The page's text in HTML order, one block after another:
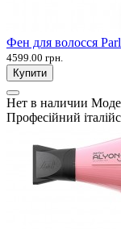
Фен для волосся
4599.00 грн.
Купити
Нет в наличии
Професійний